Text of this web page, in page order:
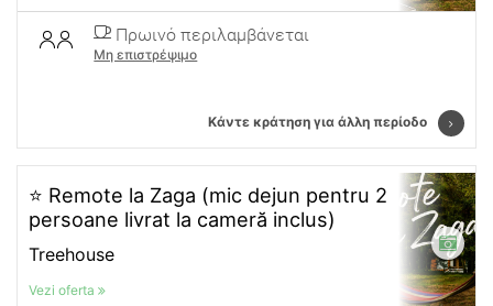
Πρωινό περιλαμβάνεται
Μη επιστρέψιμο
Κάντε κράτηση για άλλη περίοδο
⭐ Remote la Zaga (mic dejun pentru 2
persoane livrat la cameră inclus)
Treehouse
Vezi oferta